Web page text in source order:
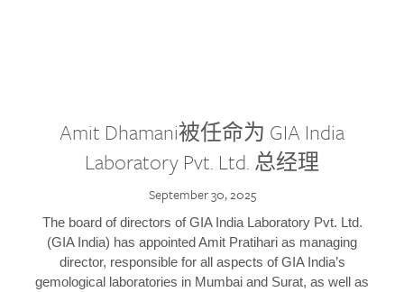
Amit Dhamani被任命为 GIA India
Laboratory Pvt. Ltd. 总经理
September 30, 2025
The board of directors of GIA India Laboratory Pvt. Ltd.
(GIA India) has appointed Amit Pratihari as managing
director, responsible for all aspects of GIA India’s
gemological laboratories in Mumbai and Surat, as well as